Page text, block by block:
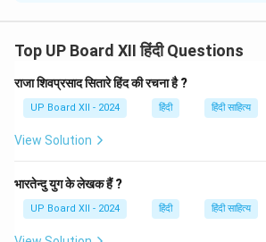
कविता का एक अत्यधिक महत्वपूर्ण उदाहरण है।
Download Solution in PDF
Top UP Board XII हिंदी Questions
राजा शिवप्रसाद सितारे हिंद की रचना है ?
UP Board XII - 2024 हिंदी हिंदी साहित्य
View Solution
भारतेन्दु युग के लेखक हैं ?
UP Board XII - 2024 हिंदी हिंदी साहित्य